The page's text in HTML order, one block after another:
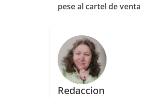
pese al cartel de venta
Redaccion